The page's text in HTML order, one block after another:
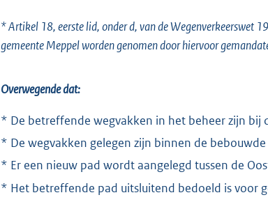
* Artikel 18, eerste lid, onder d, van de Wegenverkeerswet
gemeente Meppel worden genomen door hiervoor
Overwegende dat:
* De betreffende wegvakken in het beheer zijn bij
* De wegvakken gelegen zijn binnen de
* Er een nieuw pad wordt aangelegd tussen de
* Het betreffende pad uitsluitend bedoeld is voor